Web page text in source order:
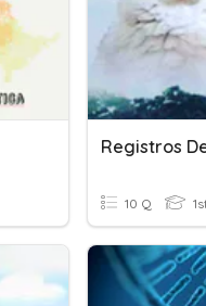
Registros
10 Q